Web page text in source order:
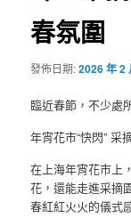
春氛圍
發佈日期:2026 年 2
臨近春節，不少處
年宵花市“快閃” 采
在上海年宵花市上
花，還能走進采摘
春紅紅火火的儀式